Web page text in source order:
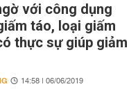
với công dụng
táo, loại giấm
thực sự giúp giảm
14:58 | 06/06/2019